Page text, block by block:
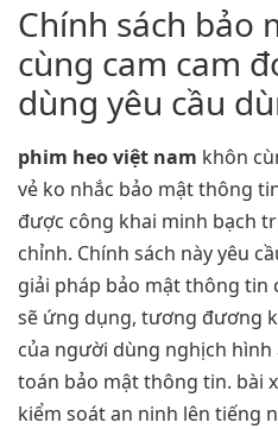
Chính sách bảo
cùng cam cam
dùng yêu cầu
phim heo việt nam khôn
vẻ ko nhắc bảo mật thông
được công khai minh bạch
chỉnh. Chính sách này yêu
giải pháp bảo mật thông tin
sẽ ứng dụng, tương đương
của người dùng nghịch
toán bảo mật thông tin. bài
kiểm soát an ninh lên tiếng